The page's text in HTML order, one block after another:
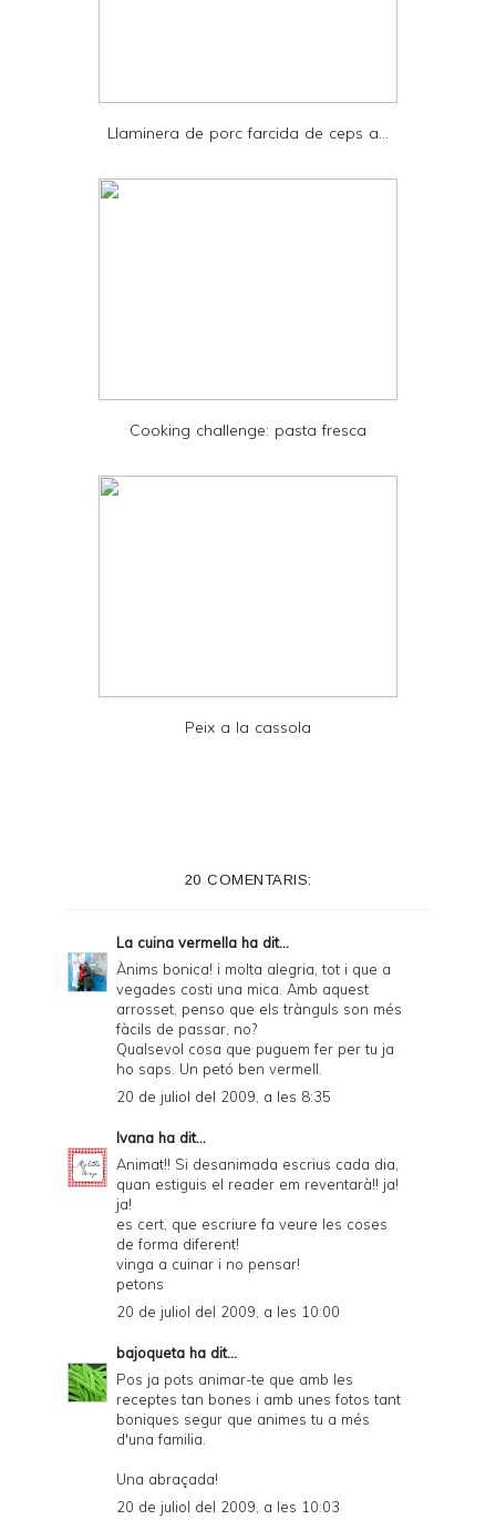
d
Llaminera de porc farcida de ceps a...
Cooking challenge: pasta fresca
Peix a la cassola
20 COMENTARIS:
La cuina vermella ha dit...
Ànims bonica! i molta alegria, tot i que a
vegades costi una mica. Amb aquest
arrosset, penso que els trànguls son més
fàcils de passar, no?
Qualsevol cosa que puguem fer per tu ja
ho saps. Un petó ben vermell.
20 de juliol del 2009, a les 8:35
Ivana ha dit...
Animat!! Si desanimada escrius cada dia,
quan estiguis el reader em reventarà!! ja!
ja!
es cert, que escriure fa veure les coses
de forma diferent!
vinga a cuinar i no pensar!
petons
20 de juliol del 2009, a les 10:00
bajoqueta ha dit...
Pos ja pots animar-te que amb les
receptes tan bones i amb unes fotos tant
boniques segur que animes tu a més
d'una familia.
Una abraçada!
20 de juliol del 2009, a les 10:03